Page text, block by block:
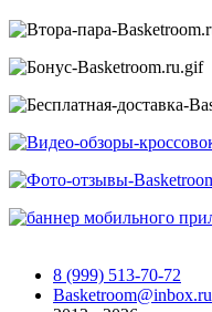
8 (999) 513-70-72
Basketroom@inbox.ru